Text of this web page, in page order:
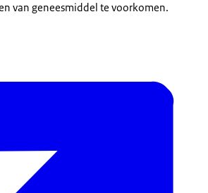
van geneesmiddel te voorkomen.